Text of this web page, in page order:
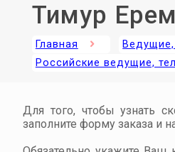
Тимур
Главная
Российские ведущие,
Для того, чтобы узнать
заполните форму заказа и